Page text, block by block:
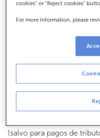
Gestiones comerciales
cita previay
Operaciones con
Clientes: de lunes a
Si no eres cliente, el
(salvo para pagos de
cookies" or "Reject cookies"
For more information, please